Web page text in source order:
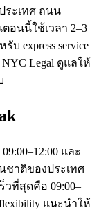
ระเทศ ถนน
นนี้ใช้เวลา 2–3
express service
Legal ดูแลให้
และ
ชาติของประเทศ
วที่สุดคือ 09:00–
แนะนำให้